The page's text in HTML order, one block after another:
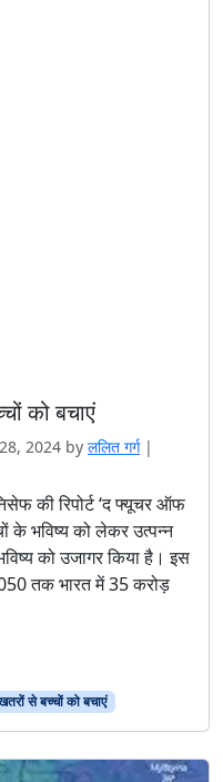
को बचाएं
2024 by ललित गर्ग |
की रिपोर्ट ‘द फ्यूचर ऑफ
के भविष्य को लेकर उत्पन्न
को उजागर किया है। इस
तक भारत में 35 करोड़
से बच्चों को बचाएं